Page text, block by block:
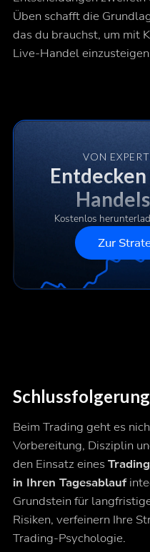
Üben schafft die
das du brauchst, um mit
Live-Handel
VON
Kostenlos
Zur
Schlussfolgerung
Beim Trading geht es
Vorbereitung, Disziplin
den Einsatz eines
in Ihren Tagesablauf
Grundstein für
Risiken, verfeinern Ihre
Trading-Psychologie.